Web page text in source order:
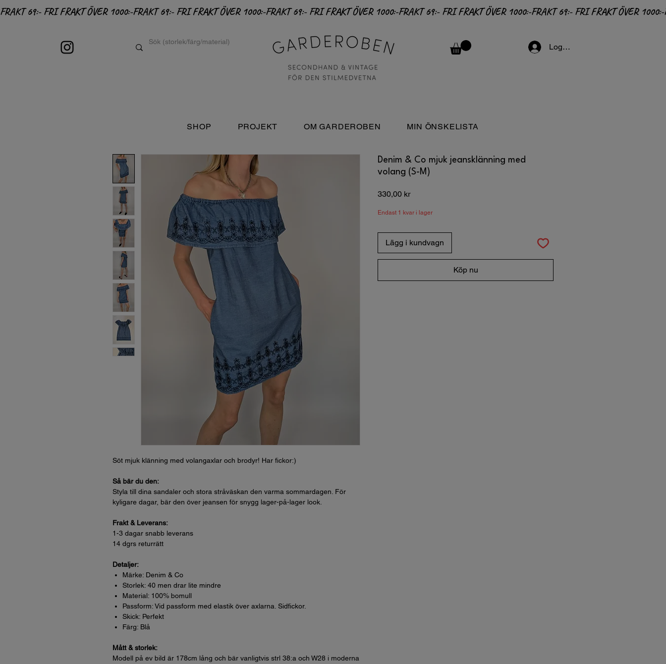
FRAKT 69:- FRI FRAKT ÖVER 1000:-
Logga in
SHOP PROJEKT OM GARDEROBEN MIN ÖNSKELISTA
Söt mjuk klänning med volangaxlar och brodyr! Har fickor:)
Så bär du den:
Styla till dina sandaler och stora stråväskan den varma sommardagen. För
kyligare dagar, bär den över jeansen för snygg lager-på-lager look.
Frakt & Leverans:
1-3 dagar snabb leverans
14 dgrs returrätt
Detaljer:
Märke: Denim & Co
Storlek: 40 men drar lite mindre
Material: 100% bomull
Passform: Vid passform med elastik över axlarna. Sidfickor.
Skick: Perfekt
Färg: Blå
Mått & storlek:
Modell på ev bild är 178cm lång och bär vanligtvis strl 38:a och W28 i moderna
Denim & Co mjuk jeansklänning med
volang (S-M)
330,00 krPris
Endast 1 kvar i lager
Lägg i kundvagn
Köp nu